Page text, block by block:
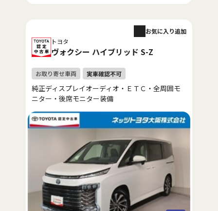
トヨタ
ヴォクシー ハイブリッド S-Z
お気に入り追加
純正ディスプレイオーディオ・ＥＴＣ・全周囲モ
ニター・後席モニター装備